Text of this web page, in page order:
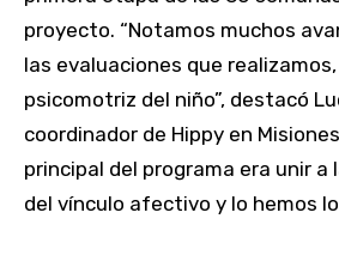
proyecto. “Notamos muchos
las evaluaciones que
psicomotriz del niño”, destacó
coordinador de Hippy en
principal del programa era unir
del vínculo afectivo y lo hemos